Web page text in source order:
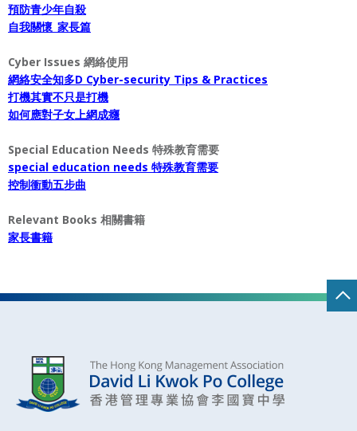
預防青少年自殺
自我關懷_家長篇
Cyber Issues 網絡使用
網絡安全知多D Cyber-security Tips & Practices
打機其實不只是打機
如何應對子女上網成癮
Special Education Needs 特殊教育需要
special education needs 特殊教育需要
控制衝動五步曲
Relevant Books 相關書籍
家長書籍